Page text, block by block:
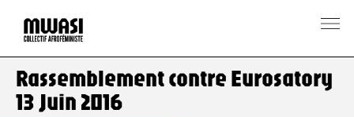
Rassemblement contre Eurosatory
13 Juin 2016